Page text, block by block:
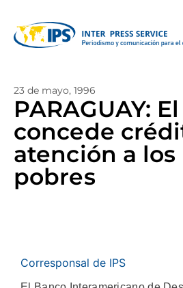
23 de mayo, 1996
PARAGUAY:
concede
atención a los
pobres
Corresponsal de IPS